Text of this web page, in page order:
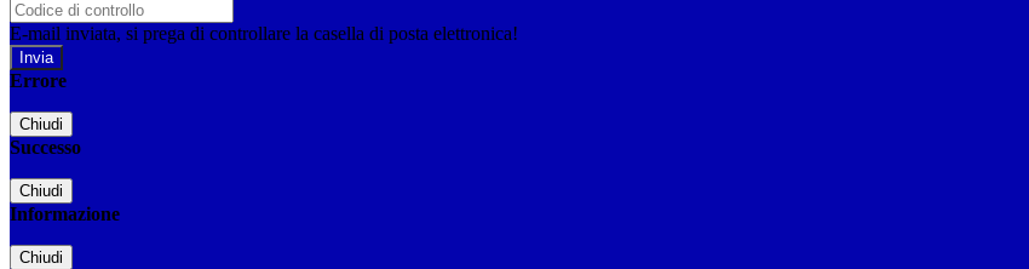
E-mail inviata, si prega di controllare la casella di posta elettronica!
Errore
Chiudi
Successo
Chiudi
Informazione
Chiudi